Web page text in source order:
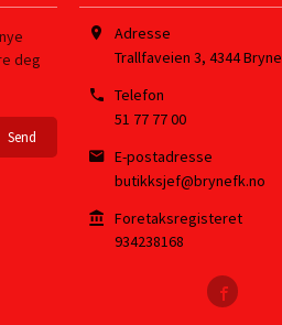
deg
Adresse
Trallfaveien 3, 4344Bryne
Telefon
51 77 77 00
E-postadresse
butikksjef@brynefk.no
Foretaksregisteret
934238168